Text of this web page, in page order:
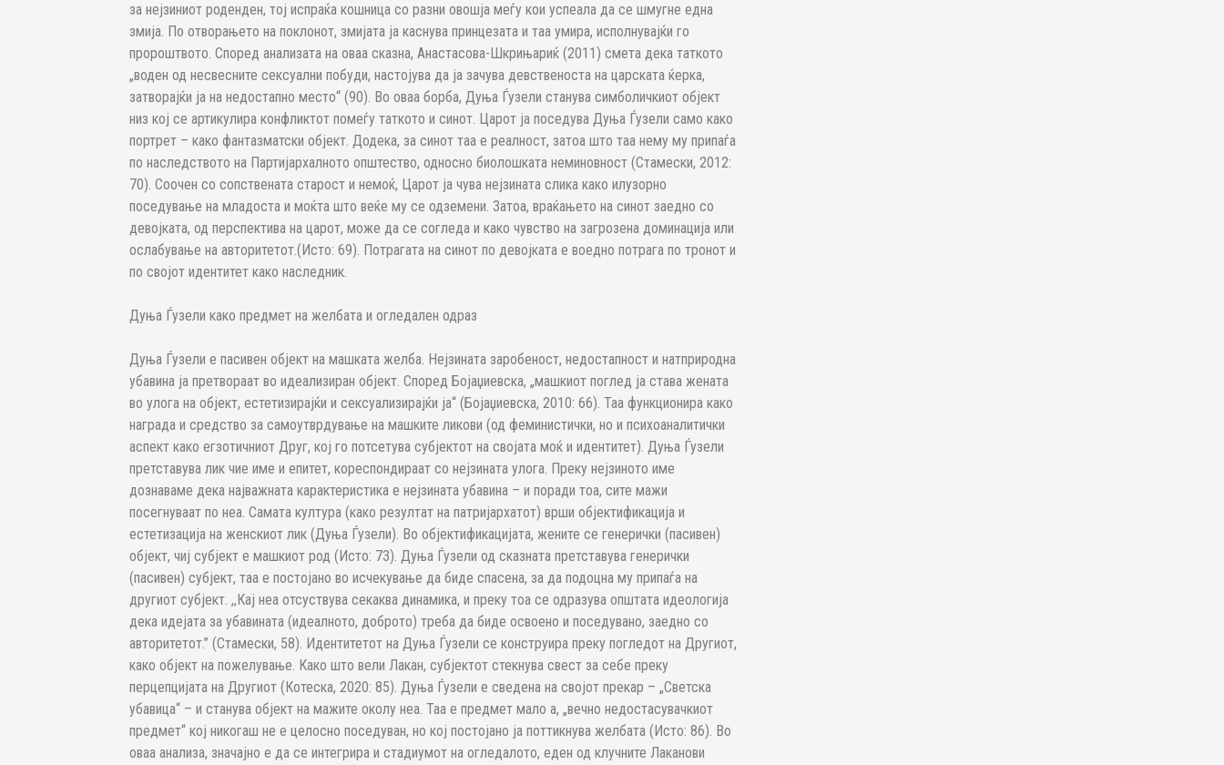
за нејзиниот роденден, тој испраќа кошница со разни овошја меѓу кои успеала да се шмугне една
змија. По отворањето на поклонот, змијата ја каснува принцезата и таа умира, исполнувајќи го
пророштвото. Според анализата на оваа сказна, Анастасова-Шкрињариќ (2011) смета дека таткото
„воден од несвесните сексуални побуди, настојува да ја зачува девственоста на царската ќерка,
затворајќи ја на недостапно место“ (90). Во оваа борба, Дуња Ѓузели станува симболичкиот објект
низ кој се артикулира конфликтот помеѓу таткото и синот. Царот ја поседува Дуња Ѓузели само како
портрет – како фантазматски објект. Додека, за синот таа е реалност, затоа што таа нему му припаѓа
по наследството на Партијархалното општество, односно биолошката неминовност (Стамески, 2012:
70). Соочен со сопствената старост и немоќ, Царот ја чува нејзината слика како илузорно
поседување на младоста и моќта што веќе му се одземени. Затоа, враќањето на синот заедно со
девојката, од перспектива на царот, може да се согледа и како чувство на загрозена доминација или
ослабување на авторитетот.(Истo: 69). Потрагата на синот по девојката е воедно потрага по тронот и
по својот идентитет како наследник.
Дуња Ѓузели како предмет на желбата и огледален одраз
Дуња Ѓузели е пасивен објект на машката желба. Нејзината заробеност, недостапност и натприродна
убавина ја претвораат во идеализиран објект. Според Бојаџиевска, „машкиот поглед ја става жената
во улога на објект, естетизирајќи и сексуализирајќи ја“ (Бојаџиевска, 2010: 66). Таа функционира како
награда и средство за самоутврдување на машките ликови (од феминистички, но и психоаналитички
аспект како егзотичниот Друг, кој го потсетува субјектот на својата моќ и идентитет). Дуња Ѓузели
претставува лик чие име и епитет, кореспондираат со нејзината улога. Преку нејзиното име
дознаваме дека најважната карактеристика е нејзината убавина – и поради тоа, сите мажи
посегнуваат по неа. Самата култура (како резултат на патријархатот) врши објектификација и
естетизација на женскиот лик (Дуња Ѓузели). Во објектификацијата, жените се генерички (пасивен)
објект, чиј субјект е машкиот род (Исто: 73). Дуња Ѓузели од сказната претставува генерички
(пасивен) субјект, таа е постојано во исчекување да биде спасена, за да подоцна му припаѓа на
другиот субјект. ,,Кај неа отсуствува секаква динамика, и преку тоа се одразува општата идеологија
дека идејата за убавината (идеалното, доброто) треба да биде освоено и поседувано, заедно со
авторитетот.” (Стамески, 58). Идентитетот на Дуња Ѓузели се конструира преку погледот на Другиот,
како објект на пожелување. Како што вели Лакан, субјектот стекнува свест за себе преку
перцепцијата на Другиот (Котеска, 2020: 85). Дуња Ѓузели е сведена на својот прекар – „Светска
убавица“ – и станува објект на мажите околу неа. Таа е предмет мало а, „вечно недостасувачкиот
предмет“ кој никогаш не е целосно поседуван, но кој постојано ја поттикнува желбата (Исто: 86). Во
оваа анализа, значајно е да се интегрира и стадиумот на огледалото, еден од клучните Лаканови